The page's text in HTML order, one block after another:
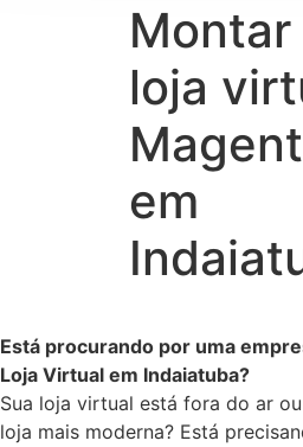
Montar
loja
em
Está procurando por uma
Loja Virtual em Indaiatuba?
Sua loja virtual está fora do ar
loja mais moderna? Está